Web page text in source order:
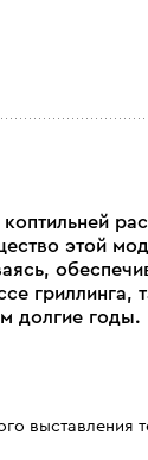
этой
гриллинга,
долгие годы.
выставления